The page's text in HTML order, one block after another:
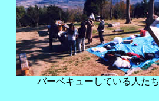
バーベキューしている人たち